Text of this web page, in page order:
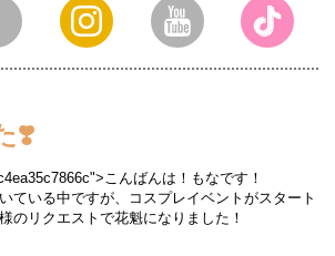
❣️
こんばんは！もなです！
ている中ですが、コスプレイベントがスタート
のリクエストで花魁になりました！